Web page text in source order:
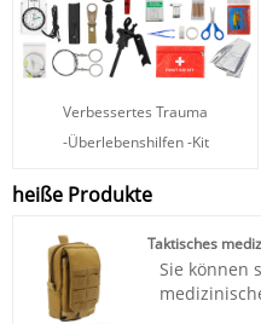
Verbessertes Trauma
-Überlebenshilfen -Kit
heiße Produkte
Taktisches
Sie können